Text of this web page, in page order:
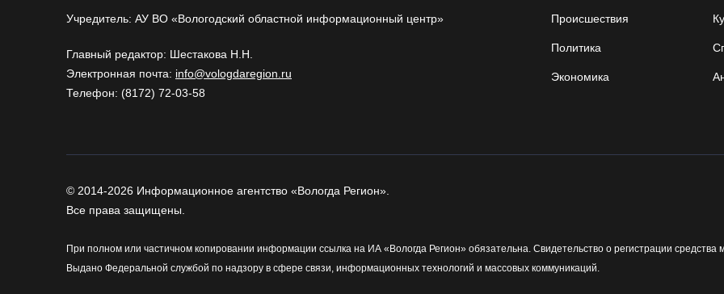
Учредитель: АУ ВО «Вологодский областной информационный центр»
Главный редактор: Шестакова Н.Н.
Электронная почта: info@vologdaregion.ru
Телефон: (8172) 72-03-58
Происшествия
Политика
Экономика
© 2014-2026 Информационное агентство «Вологда Регион».
Все права защищены.
При полном или частичном копировании информации ссылка на ИА «Вологда Регион» обязательна. Свидетельство о регистрации
Выдано Федеральной службой по надзору в сфере связи, информационных технологий и массовых коммуникаций.